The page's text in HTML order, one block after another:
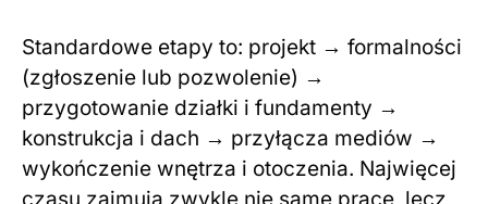
Standardowe etapy to: projekt → formalności
(zgłoszenie lub pozwolenie) →
przygotowanie działki i fundamenty →
konstrukcja i dach → przyłącza mediów →
wykończenie wnętrza i otoczenia. Najwięcej